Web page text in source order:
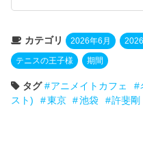
カテゴリ 2026年6月
テニスの王子様 期間
タグ アニメイトカフェ
スト)
東京 池袋 許斐剛